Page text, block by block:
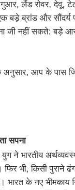
लैंड रोवर, देवू,
बड़े ब्रांड और सौंदर्य
जी नहीं सकते: बड़े
आप के पास
सपना
ने भारतीय
फिर भी, किसी
भारत के नए भीमकाय